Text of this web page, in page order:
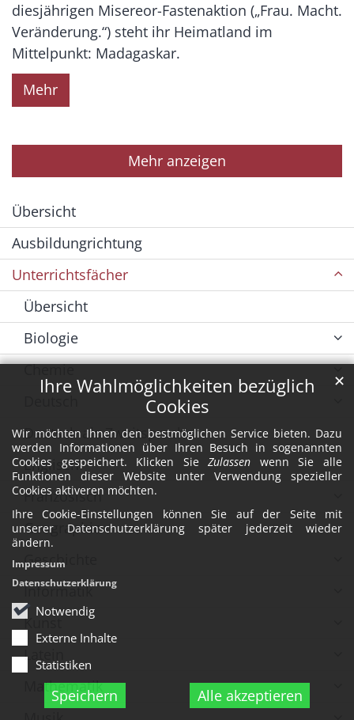
Ihre Wahlmöglichkeiten bezüglich
Cookies
Wir möchten Ihnen den bestmöglichen Service bieten. Dazu
werden Informationen über Ihren Besuch in sogenannten
Cookies gespeichert. Klicken SieZulassen wenn Sie alle
Funktionen dieser Website unter Verwendung spezieller
Cookies aktiveren möchten.
Ihre Cookie-Einstellungen können Sie auf der Seite mit
unserer Datenschutzerklärung später jederzeit wieder
ändern.
Notwendig
Externe Inhalte
Statistiken
Speichern Alle akzeptieren
✕
Impressum
Datenschutzerklärung
diesjährigen Misereor-Fastenaktion („Frau. Macht.
Veränderung.“) steht ihr Heimatland im
Mittelpunkt: Madagaskar.
Mehr
Mehr anzeigen
Übersicht
Ausbildungrichtung
Unterrichtsfächer
Übersicht
Biologie
Chemie
Deutsch als Zweitsprache
Englisch
Französisch
Geographie
Geschichte
Informatik
Kunst
Latein
Mathematik